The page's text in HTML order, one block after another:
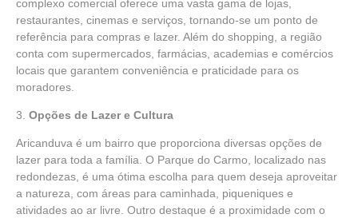
complexo comercial oferece uma vasta gama de lojas,
restaurantes, cinemas e serviços, tornando-se um ponto de
referência para compras e lazer. Além do shopping, a região
conta com supermercados, farmácias, academias e comércios
locais que garantem conveniência e praticidade para os
moradores.
3. Opções de Lazer e Cultura
Aricanduva é um bairro que proporciona diversas opções de
lazer para toda a família. O Parque do Carmo, localizado nas
redondezas, é uma ótima escolha para quem deseja aproveitar
a natureza, com áreas para caminhada, piqueniques e
atividades ao ar livre. Outro destaque é a proximidade com o